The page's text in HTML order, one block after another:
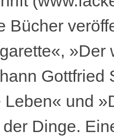
Bücher
»Der
Gottfried
Leben« und
Dinge.